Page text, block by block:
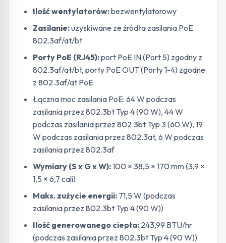
Ilość wentylatorów:bezwentylatorowy
Zasilanie:uzyskiwane ze źródła zasilania PoE
802.3af/at/bt
Porty PoE (RJ45):port PoE IN (Port 5) zgodny z
802.3af/at/bt, porty PoE OUT (Porty 1-4) zgodne
z 802.3af/at PoE
Łączna moc zasilania PoE: 64 W podczas
zasilania przez 802.3bt Typ 4 (90 W), 44 W
podczas zasilania przez 802.3bt Typ 3 (60 W), 19
W podczas zasilania przez 802.3at, 6 W podczas
zasilania przez 802.3af
Wymiary (S x G x W):100 × 38,5 × 170 mm (3,9 ×
1,5 × 6,7 cali)
Maks. zużycie energii: 71,5 W (podczas
zasilania przez 802.3bt Typ 4 (90 W))
Ilość generowanego ciepła: 243,99 BTU/hr
(podczas zasilania przez 802.3bt Typ 4 (90 W))